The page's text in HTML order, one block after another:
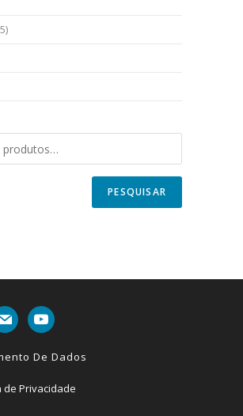
PESQUISAR
youtube
De Dados
de Privacidade